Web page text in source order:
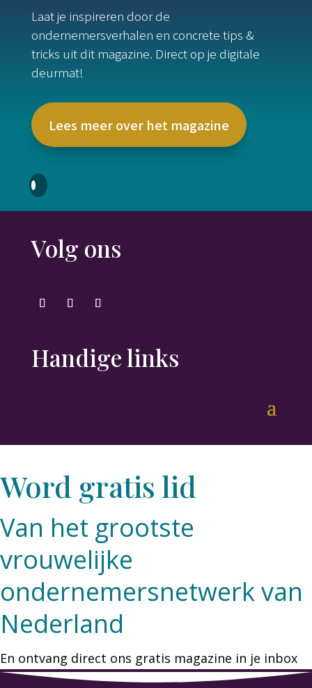
Laat je inspireren door de
ondernemersverhalen en concrete tips &
tricks uit dit magazine. Direct op je digitale
deurmat!
Lees meer over het magazine
Volg ons
Handige links
Word gratis lid
Van het grootste
vrouwelijke
ondernemersnetwerk van
Nederland
En ontvang direct ons gratis magazine in je inbox